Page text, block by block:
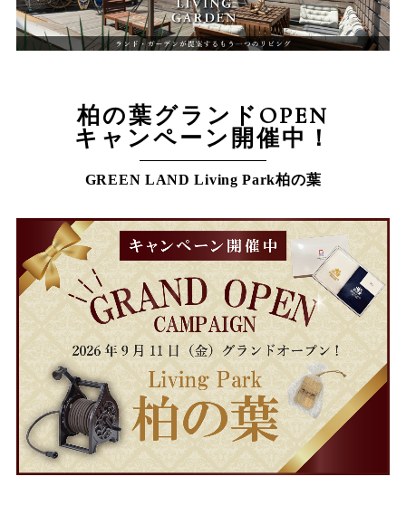
柏の葉グランドOPEN
キャンペーン開催中！
GREEN LAND Living Park柏の葉